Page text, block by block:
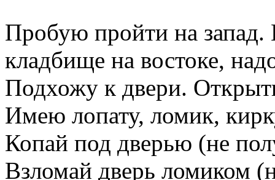
Пробую пройти на запад.
кладбище на востоке,
Подхожу к двери.
Имею лопату, ломик,
Копай под дверью (не
Взломай дверь ломиком